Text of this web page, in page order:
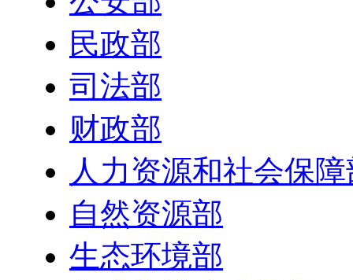
民政部
司法部
财政部
人力资源和社会保
自然资源部
生态环境部